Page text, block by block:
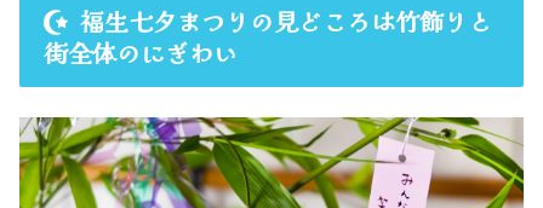
福生七夕まつりの見どころは竹飾りと
街全体のにぎわい